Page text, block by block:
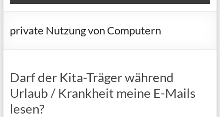
private Nutzung von Computern
Darf der Kita-Träger während
Urlaub / Krankheit meine E-Mails
lesen?